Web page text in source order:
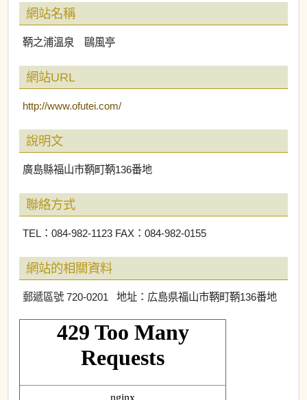
網站名稱
鞆之浦溫泉 鷗風亭
網站URL
http://www.ofutei.com/
說明文
廣島縣福山市鞆町鞆136番地
聯絡方式
TEL：084-982-1123 FAX：084-982-0155
網站的相關資料
郵遞區號 720-0201 地址：広島県福山市鞆町鞆136番地